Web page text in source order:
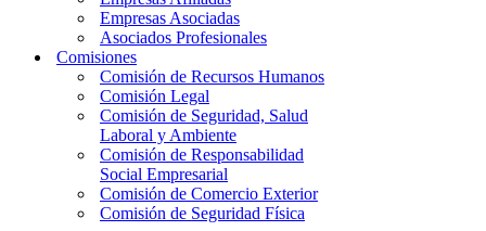
Empresas Asociadas
Asociados Profesionales
Comisiones
Comisión de Recursos Humanos
Comisión Legal
Comisión de Seguridad, Salud
Laboral y Ambiente
Comisión de Responsabilidad
Social Empresarial
Comisión de Comercio Exterior
Comisión de Seguridad Física